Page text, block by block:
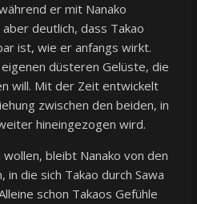
er mit Nanako
deutlich, dass Takao
ist, wie er anfangs wirkt.
düsteren Gelüste, die
will. Mit der Zeit entwickelt
zwischen den beiden, in
hineingezogen wird.
bleibt Nanako von den
in die sich Takao durch Sawa
schon Takaos Gefühle